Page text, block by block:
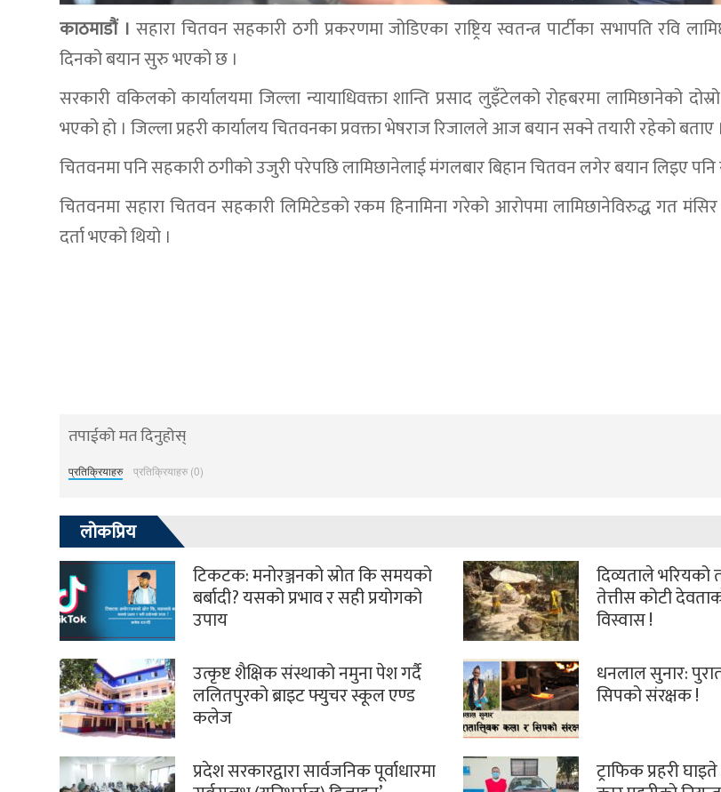
काठमाडौं । सहारा चितवन सहकारी ठगी प्रकरणमा जोडिएका राष्ट्रिय स्वतन्त्र पार्टीका सभापति रवि
दिनको बयान सुरु भएको छ ।
सरकारी वकिलको कार्यालयमा जिल्ला न्यायाधिवक्ता शान्ति प्रसाद लुइँटेलको रोहबरमा लामिछानेको
भएको हो । जिल्ला प्रहरी कार्यालय चितवनका प्रवक्ता भेषराज रिजालले आज बयान सक्ने तयारी रहेको बताए ।
चितवनमा पनि सहकारी ठगीको उजुरी परेपछि लामिछानेलाई मंगलबार बिहान चितवन लगेर बयान लिइए
चितवनमा सहारा चितवन सहकारी लिमिटेडको रकम हिनामिना गरेको आरोपमा लामिछानेविरुद्ध गत
दर्ता भएको थियो ।
तपाईको मत दिनुहोस्
प्रतिक्रियाहरु प्रतिक्रियाहरु (0)
लोकप्रिय
टिकटक: मनोरञ्जनको स्रोत कि समयको
बर्बादी? यसको प्रभाव र सही प्रयोगको
उपाय
दिव्यताले भरियको
तेत्तीस कोटी
विस्वास !
उत्कृष्ट शैक्षिक संस्थाको नमुना पेश गर्दै
ललितपुरको ब्राइट फ्युचर स्कूल एण्ड
कलेज
धनलाल सुनार:
सिपको संरक्षक !
प्रदेश सरकारद्वारा सार्वजनिक पूर्वाधारमा ट्राफिक प्रहरी